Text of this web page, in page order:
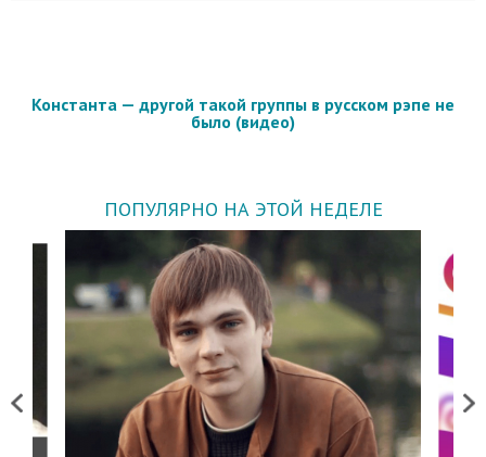
Константа — другой такой группы в русском рэпе не
было (видео)
ПОПУЛЯРНО НА ЭТОЙ НЕДЕЛЕ
Previous Next